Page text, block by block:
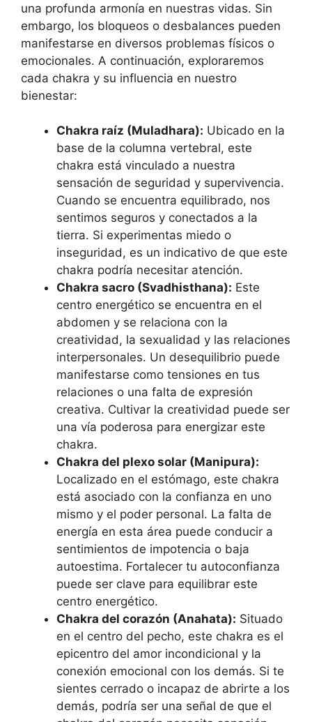
una profunda armonía en nuestras vidas. Sin
embargo, los bloqueos o desbalances pueden
manifestarse en diversos problemas físicos o
emocionales. A continuación, exploraremos
cada chakra y su influencia en nuestro
bienestar:
Chakra raíz (Muladhara): Ubicado en la
base de la columna vertebral, este
chakra está vinculado a nuestra
sensación de seguridad y supervivencia.
Cuando se encuentra equilibrado, nos
sentimos seguros y conectados a la
tierra. Si experimentas miedo o
inseguridad, es un indicativo de que este
chakra podría necesitar atención.
Chakra sacro (Svadhisthana): Este
centro energético se encuentra en el
abdomen y se relaciona con la
creatividad, la sexualidad y las relaciones
interpersonales. Un desequilibrio puede
manifestarse como tensiones en tus
relaciones o una falta de expresión
creativa. Cultivar la creatividad puede ser
una vía poderosa para energizar este
chakra.
Chakra del plexo solar (Manipura):
Localizado en el estómago, este chakra
está asociado con la confianza en uno
mismo y el poder personal. La falta de
energía en esta área puede conducir a
sentimientos de impotencia o baja
autoestima. Fortalecer tu autoconfianza
puede ser clave para equilibrar este
centro energético.
Chakra del corazón (Anahata): Situado
en el centro del pecho, este chakra es el
epicentro del amor incondicional y la
conexión emocional con los demás. Si te
sientes cerrado o incapaz de abrirte a los
demás, podría ser una señal de que el